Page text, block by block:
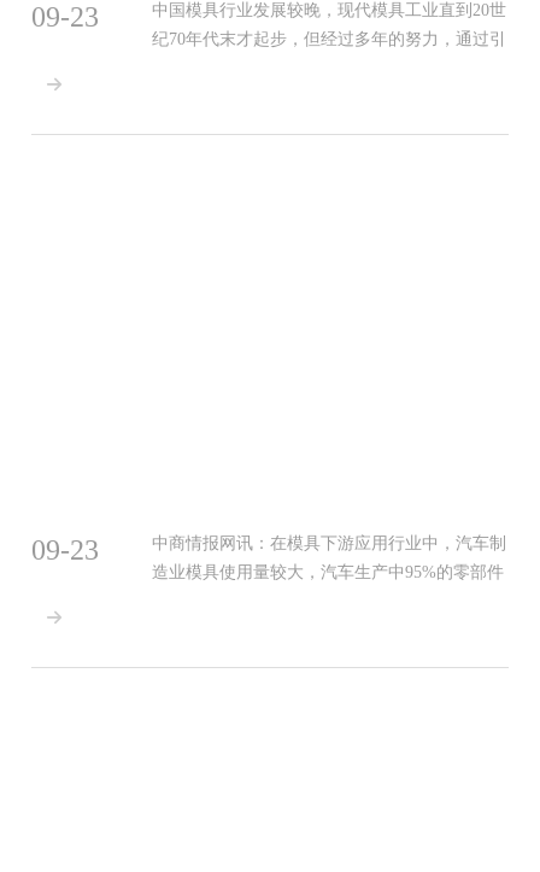
09-23

中国模具行业发展较晚，现代模具工业直到20世
纪70年代末才起步，但经过多年的努力，通过引
09-23

中商情报网讯：在模具下游应用行业中，汽车制
造业模具使用量较大，汽车生产中95%的零部件